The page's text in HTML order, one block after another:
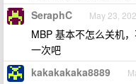
SeraphC May 23,
MBP 基本不怎么关机
一次吧
kakakakaka8889